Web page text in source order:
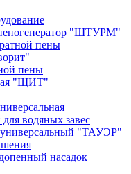
"ШТУРМ"
пены
пены
"ЩИТ"
водяных завес
"ТАУЭР"
насадок